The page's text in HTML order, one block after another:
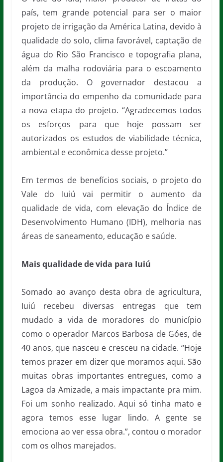
país, tem grande potencial para ser o maior
projeto de irrigação da América Latina, devido à
qualidade do solo, clima favorável, captação de
água do Rio São Francisco e topografia plana,
além da malha rodoviária para o escoamento
da produção. O governador destacou a
importância do empenho da comunidade para
a nova etapa do projeto. “Agradecemos todos
os esforços para que hoje possam ser
autorizados os estudos de viabilidade técnica,
ambiental e econômica desse projeto.”
Em termos de benefícios sociais, o projeto do
Vale do Iuiú vai permitir o aumento da
qualidade de vida, com elevação do Índice de
Desenvolvimento Humano (IDH), melhoria nas
áreas de saneamento, educação e saúde.
Mais qualidade de vida para Iuiú
Somado ao avanço desta obra de agricultura,
Iuiú recebeu diversas entregas que tem
mudado a vida de moradores do município
como o operador Marcos Barbosa de Góes, de
40 anos, que nasceu e cresceu na cidade. “Hoje
temos prazer em dizer que moramos aqui. São
muitas obras importantes entregues, como a
Lagoa da Amizade, a mais impactante pra mim.
Foi um sonho realizado. Aqui só tinha mato e
agora temos esse lugar lindo. A gente se
emociona ao ver essa obra.”, contou o morador
com os olhos marejados.